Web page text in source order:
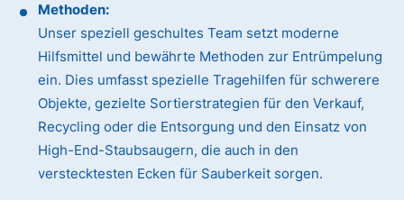
Methoden:
Unser speziell geschultes Team setzt moderne
Hilfsmittel und bewährte Methoden zur Entrümpelung
ein. Dies umfasst spezielle Tragehilfen für schwerere
Objekte, gezielte Sortierstrategien für den Verkauf,
Recycling oder die Entsorgung und den Einsatz von
High-End-Staubsaugern, die auch in den
verstecktesten Ecken für Sauberkeit sorgen.